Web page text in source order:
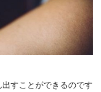
すことができるのです